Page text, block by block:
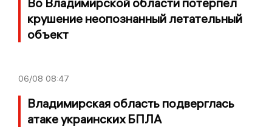
крушение неопознанный летательный
объект
06/08 08:47
Владимирская область подверглась
атаке украинских БПЛА